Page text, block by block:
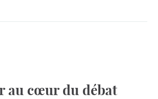
au cœur du débat